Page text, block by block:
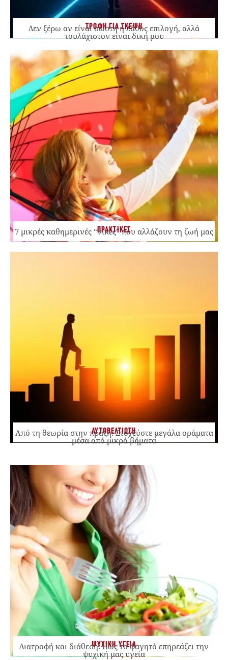
ΤΡΟΦΗ ΓΙΑ ΣΚΕΨΗ
Δεν ξέρω αν είναι σωστή ή λάθος επιλογή, αλλά
τουλάχιστον είναι δική μου
ΠΡΑΚΤΙΚΕΣ
7 μικρές καθημερινές “νίκες” που αλλάζουν τη ζωή μας
ΑΥΤΟΒΕΛΤΙΩΣΗ
Από τη θεωρία στην πράξη: Στοχεύστε μεγάλα οράματα
μέσα από μικρά βήματα
ΨΥΧΙΚΗ ΥΓΕΙΑ
Διατροφή και διάθεση: Πώς το φαγητό επηρεάζει την
ψυχική μας υγεία